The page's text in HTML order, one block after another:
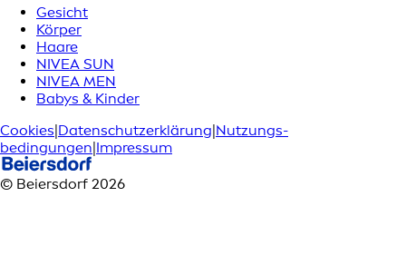
Gesicht
Körper
Haare
NIVEA SUN
NIVEA MEN
Babys & Kinder
Cookies Datenschutzerklärung Nutzungs­
bedingungen Impressum
© Beiersdorf 2026